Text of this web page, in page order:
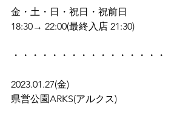
金・土・日・祝日・祝前日
18:30→ 22:00(最終入店 21:30)
・・・・・・・・・・・・・・・・
2023.01.27(金)
県営公園ARKS(アルクス)